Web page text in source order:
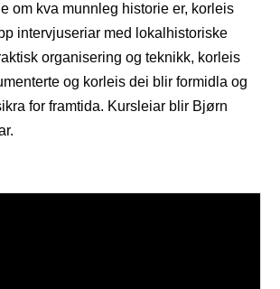
om kva munnleg historie er, korleis
intervjuseriar med lokalhistoriske
organisering og teknikk, korleis
og korleis dei blir formidla og
for framtida. Kursleiar blir Bjørn